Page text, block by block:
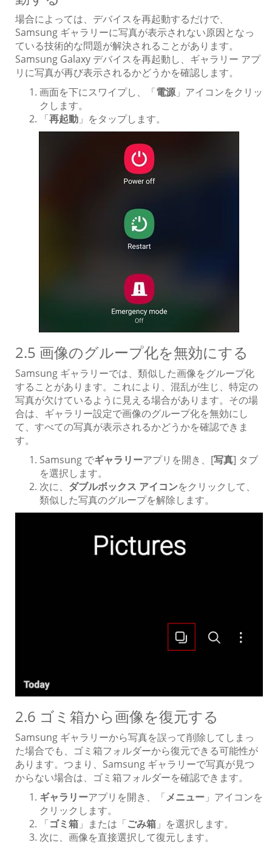
場合によっては、デバイスを再起動するだけで、
Samsung ギャラリーに写真が表示されない原因となっ
ている技術的な問題が解決されることがあります。
Samsung Galaxy デバイスを再起動し、ギャラリー アプ
リに写真が再び表示されるかどうかを確認します。
画面を下にスワイプし、「電源」アイコンをクリッ
クします。
「再起動 」をタップします。
2.5 画像のグループ化を無効にする
Samsung ギャラリーでは、類似した画像をグループ化
することがあります。これにより、混乱が生じ、特定の
写真が欠けているように見える場合があります。その場
合は、ギャラリー設定で画像のグループ化を無効にし
て、すべての写真が表示されるかどうかを確認できま
す。
Samsung でギャラリーアプリを開き、[写真] タブ
を選択します。
次に、 ダブルボックス アイコンをクリックして、
類似した写真のグループを解除します。
2.6 ゴミ箱から画像を復元する
Samsung ギャラリーから写真を誤って削除してしまっ
た場合でも、ゴミ箱フォルダーから復元できる可能性が
あります。つまり、Samsung ギャラリーで写真が見つ
からない場合は、ゴミ箱フォルダーを確認できます。
ギャラリーアプリを開き、「メニュー 」アイコンを
クリックします。
「ゴミ箱 」または「ごみ箱 」を選択します。
次に、画像を直接選​​択して復元します。